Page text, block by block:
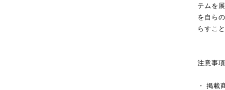
テムを
を自ら
らすこ
注意事項
・ 掲載